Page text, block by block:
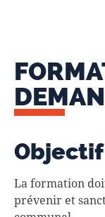
La formation
prévenir et